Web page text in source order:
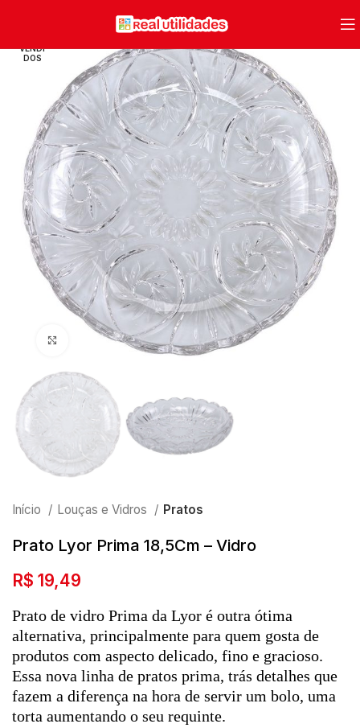
VENDI
DOS
Clique para ampliar
Início Louças e Vidros Pratos
Prato Lyor Prima 18,5Cm – Vidro
R$ 19,49
Prato de vidro Prima da Lyor é outra ótima
alternativa, principalmente para quem gosta de
produtos com aspecto delicado, fino e gracioso.
Essa nova linha de pratos prima, trás detalhes que
fazem a diferença na hora de servir um bolo, uma
torta aumentando o seu requinte.